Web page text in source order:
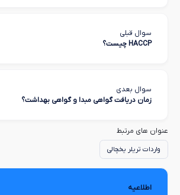
سوال قبلی
HACCP چیست؟
سوال بعدی
زمان دریافت گواهی مبدا و گواهی بهداشت؟
عنوان های مرتبط
واردات تریلر یخچالی
اطلاعیه